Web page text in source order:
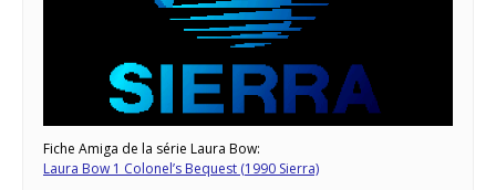
Fiche Amiga de la série Laura Bow:
Laura Bow 1 Colonel’s Bequest (1990 Sierra)